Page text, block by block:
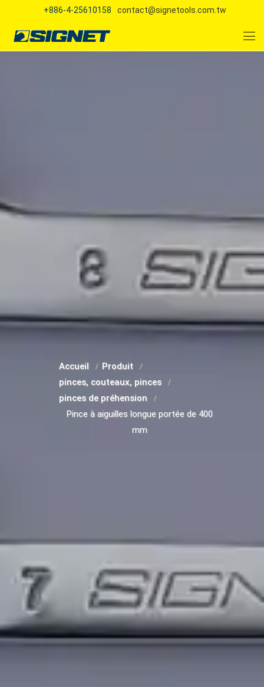
+886-4-25610158 contact@signetools.com.tw
Accueil
Produit
pinces, couteaux, pinces
pinces de préhension
Pince à aiguilles longue portée de 400
mm